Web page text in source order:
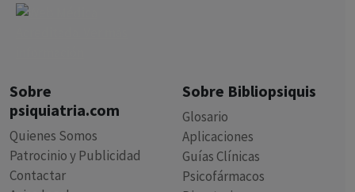
Sobre
psiquiatria.com
Quienes Somos
Patrocinio y Publicidad
Contactar
Sobre Bibliopsiquis
Glosario
Aplicaciones
Guías Clínicas
Psicofármacos